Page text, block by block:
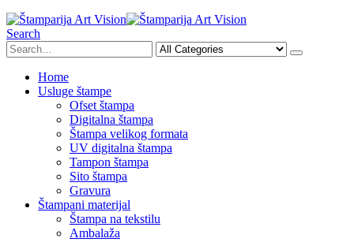
Search
Home
Usluge štampe
Ofset štampa
Digitalna štampa
Štampa velikog formata
UV digitalna štampa
Tampon štampa
Sito štampa
Gravura
Štampani materijal
Štampa na tekstilu
Ambalaža